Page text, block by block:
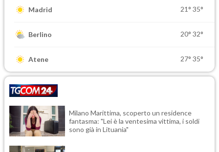
Madrid 21° 35°
Berlino 20° 32°
Atene 27° 35°
Milano Marittima, scoperto un residence
fantasma: "Lei è la ventesima vittima, i soldi
sono già in Lituania"